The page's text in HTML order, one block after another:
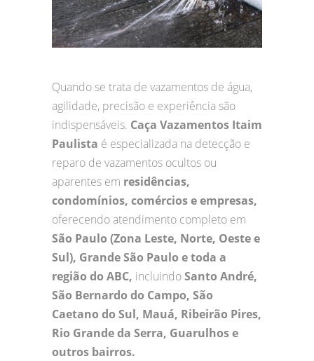
Quando se trata de vazamentos de água,
agilidade, precisão e experiência são
indispensáveis. Caça Vazamentos Itaim
Paulista é especializada na detecção e
reparo de vazamentos ocultos ou
aparentes em residências,
condomínios, comércios e empresas,
oferecendo atendimento completo em
São Paulo (Zona Leste, Norte, Oeste e
Sul), Grande São Paulo e toda a
região do ABC, incluindoSanto André,
São Bernardo do Campo, São
Caetano do Sul, Mauá, Ribeirão Pires,
Rio Grande da Serra, Guarulhos e
outros bairros.